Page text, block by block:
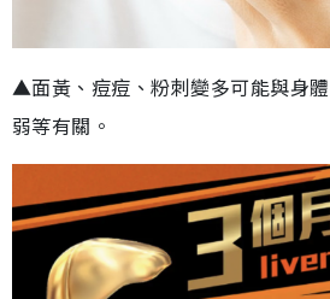
▲面黃、痘痘、粉刺變多可能與身
弱等有關。